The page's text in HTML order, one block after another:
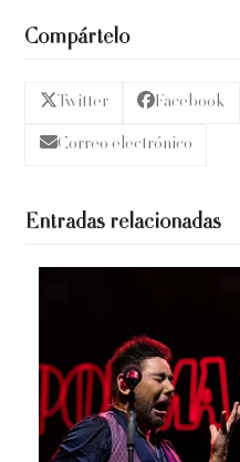
Compártelo
Twitter Facebook
Correo electrónico
Entradas relacionadas